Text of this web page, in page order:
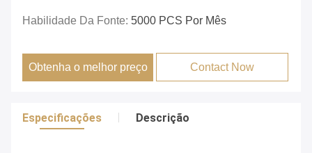
Habilidade Da Fonte: 5000 PCS Por Mês
Obtenha o melhor preço Contact Now
Especificações Descrição